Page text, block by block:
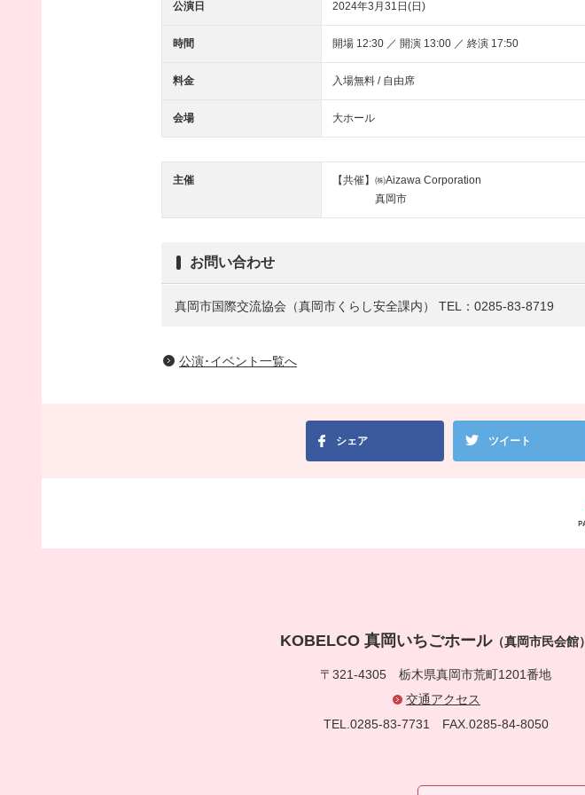
公演日 2024年3月31日(日)
時間 開場 12:30 ／ 開演 13:00 ／ 終演 17:50
料金 入場無料 / 自由席
会場 大ホール
主催
【共催】㈱Aizawa Corporation
真岡市
お問い合わせ
真岡市国際交流協会（真岡市くらし安全課内） TEL：0285-83-8719
公演･イベント一覧へ
シェア ツイート
KOBELCO 真岡いちごホール（真岡市民会館）
〒321-4305 栃木県真岡市荒町1201番地
交通アクセス
TEL.0285-83-7731 FAX.0285-84-8050